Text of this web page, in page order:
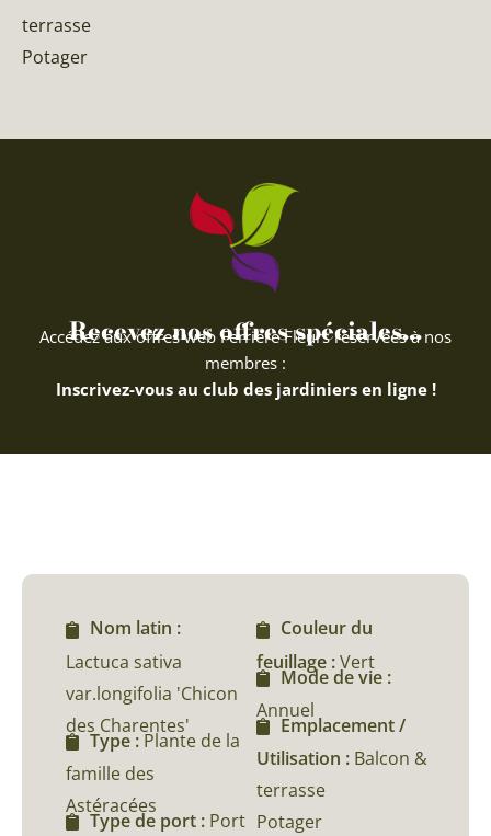
terrasse
Potager
Recevez nos offres spéciales...
Accédez aux offres web Ferriere Fleurs réservées à nos
membres :
Inscrivez-vous au club des jardiniers en ligne !
Nom latin :
Lactuca sativa
var.longifolia 'Chicon
des Charentes'
Type : Plante de la
famille des
Astéracées
Type de port : Port
Couleur du
feuillage :Vert
Mode de vie :
Annuel
Emplacement /
Utilisation : Balcon &
terrasse
Potager